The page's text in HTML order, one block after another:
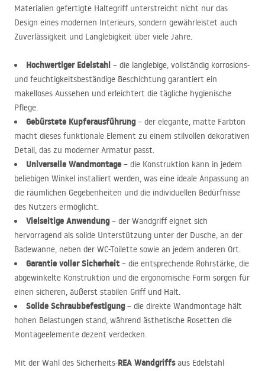
Materialien gefertigte Haltegriff unterstreicht nicht nur das
Design eines modernen Interieurs, sondern gewährleistet auch
Zuverlässigkeit und Langlebigkeit über viele Jahre.
Hochwertiger Edelstahl – die langlebige, vollständig korrosions-
und feuchtigkeitsbeständige Beschichtung garantiert ein
makelloses Aussehen und erleichtert die tägliche hygienische
Pflege.
Gebürstete Kupferausführung– der elegante, matte Farbton
macht dieses funktionale Element zu einem stilvollen dekorativen
Detail, das zu moderner Armatur passt.
Universelle Wandmontage – die Konstruktion kann in jedem
beliebigen Winkel installiert werden, was eine ideale Anpassung an
die räumlichen Gegebenheiten und die individuellen Bedürfnisse
des Nutzers ermöglicht.
Vielseitige Anwendung– der Wandgriff eignet sich
hervorragend als solide Unterstützung unter der Dusche, an der
Badewanne, neben der WC-Toilette sowie an jedem anderen Ort.
Garantie voller Sicherheit – die entsprechende Rohrstärke, die
abgewinkelte Konstruktion und die ergonomische Form sorgen für
einen sicheren, äußerst stabilen Griff und Halt.
Solide Schraubbefestigung– die direkte Wandmontage hält
hohen Belastungen stand, während ästhetische Rosetten die
Montageelemente dezent verdecken.
Mit der Wahl des Sicherheits-REA Wandgriffsaus Edelstahl